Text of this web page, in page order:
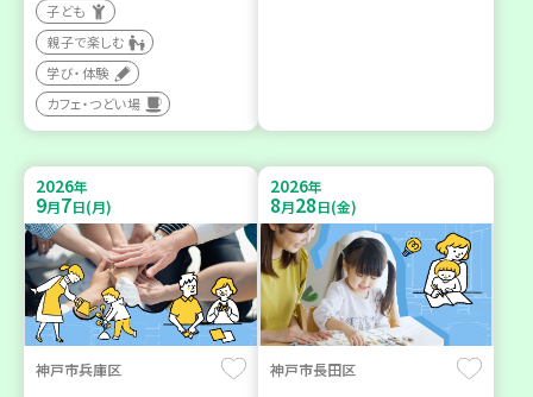
子ども
親子で楽しむ
学び・体験
カフェ・つどい場
2026年
9月7日(月)
神戸市兵庫区
2026年
8月28日(金)
神戸市長田区